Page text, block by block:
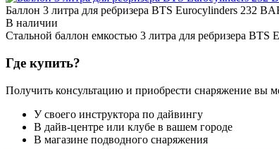
Баллон 3 литра для ребризера BTS Eurocylinders 232
В наличии
Стальной баллон емкостью 3 литра для ребризера
Где купить?
Получить консультацию и приобрести снаряжение вы
У своего инструктора по дайвингу
В дайв-центре или клубе в вашем городе
В магазине подводного снаряжения